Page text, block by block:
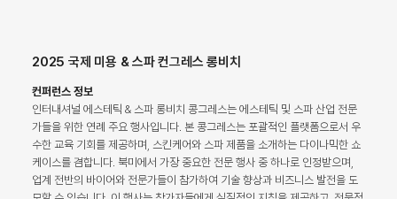
2025 국제 미용 & 스파 컨그레스 롱비치
컨퍼런스 정보
인터내셔널 에스테틱 & 스파 롱비치 콩그레스는 에스테틱 및 스파 산업 전문
가들을 위한 연례 주요 행사입니다. 본 콩그레스는 포괄적인 플랫폼으로서 우
수한 교육 기회를 제공하며, 스킨케어와 스파 제품을 소개하는 다이나믹한 쇼
케이스를 겸합니다. 북미에서 가장 중요한 전문 행사 중 하나로 인정받으며,
업계 전반의 바이어와 전문가들이 참가하여 기술 향상과 비즈니스 발전을 도